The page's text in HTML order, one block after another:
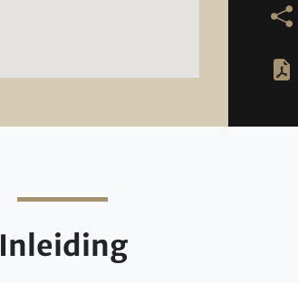
Inleiding